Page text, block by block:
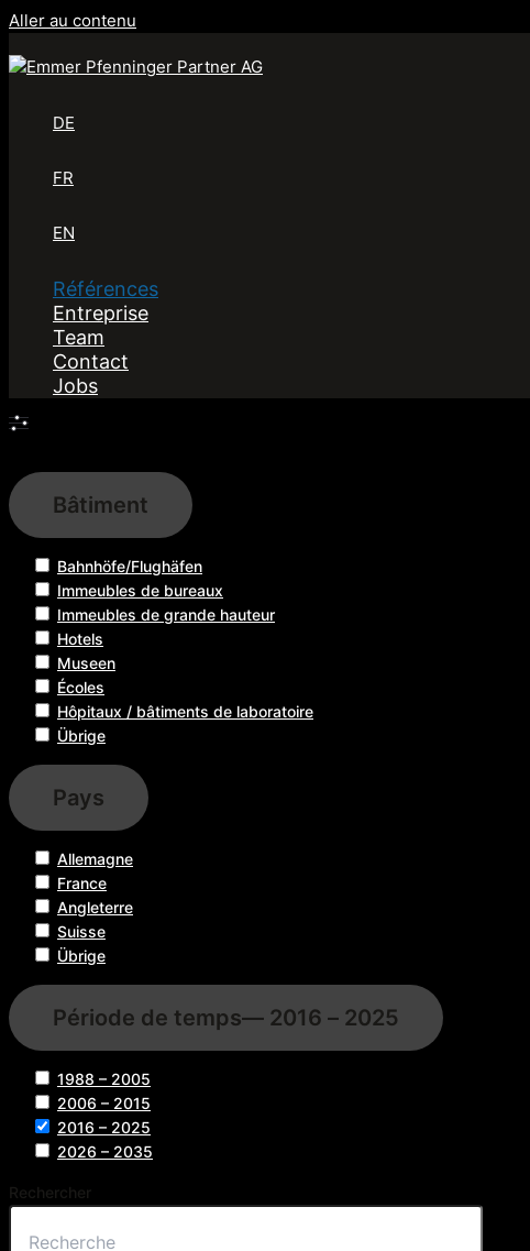
Aller au contenu
DE
FR
EN
Références
Entreprise
Team
Contact
Jobs
Bâtiment
Bahnhöfe/Flughäfen
Immeubles de bureaux
Immeubles de grande hauteur
Hotels
Museen
Écoles
Hôpitaux / bâtiments de laboratoire
Übrige
Pays
Allemagne
France
Angleterre
Suisse
Übrige
Période de temps— 2016 – 2025
1988 – 2005
2006 – 2015
2016 – 2025
2026 – 2035
Rechercher